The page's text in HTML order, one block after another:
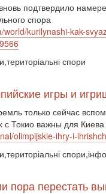
подтвердило
спора
world/kurilynashi-kak-
спори
игры и
только сейчас
с Токио важны для Киева
olimpijskie-ihry-i-
пора перестать